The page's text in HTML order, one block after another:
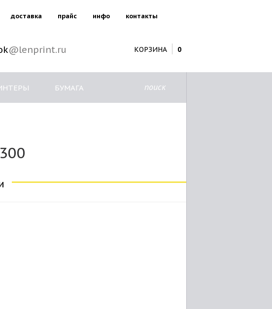
доставка прайс инфо контакты
@lenprint.ru КОРЗИНА 0
поиск
БУМАГА